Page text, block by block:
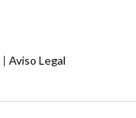
| Aviso Legal